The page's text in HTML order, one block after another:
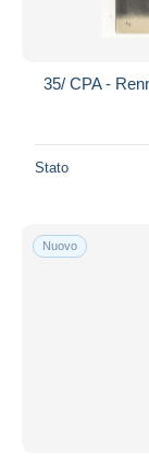
35/ CPA -
Stato
Nuovo